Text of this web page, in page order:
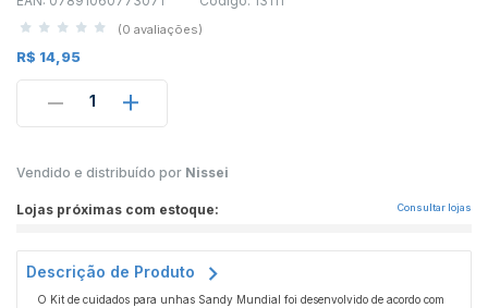
(0 avaliações)
R$ 14,95
1
Vendido e distribuído por Nissei
Lojas próximas com estoque: Consultar lojas
Descrição de Produto
O Kit de cuidados para unhas Sandy Mundial foi desenvolvido de acordo com